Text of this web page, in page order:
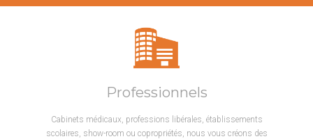
Professionnels
Cabinets médicaux, professions libérales, établissements
scolaires, show-room ou copropriétés, nous vous créons des